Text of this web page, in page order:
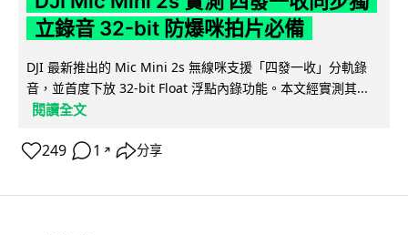
立錄音 32-bit 防爆咪拍片必備
DJI 最新推出的 Mic Mini 2s 無線咪支援「四發一收」分軌錄
音，並首度下放 32-bit Float 浮點內錄功能。本文經實測其...
閱讀全文
249 1 ↗ 分享